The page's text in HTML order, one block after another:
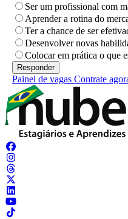
Ser um profissional com
Aprender a rotina do
Ter a chance de ser
Desenvolver novas
Colocar em prática o que
Painel de vagas Contrate